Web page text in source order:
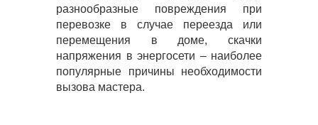
разнообразные повреждения при
перевозке в случае переезда или
перемещения в доме, скачки
напряжения в энергосети – наиболее
популярные причины необходимости
вызова мастера.